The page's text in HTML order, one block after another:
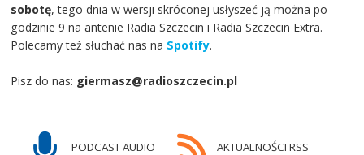
sobotę, tego dnia w wersji skróconej usłyszeć ją można po
godzinie 9 na antenie Radia Szczecin i Radia Szczecin Extra.
Polecamy też słuchać nas na Spotify.
Pisz do nas: giermasz@radioszczecin.pl
PODCAST AUDIO AKTUALNOŚCI RSS